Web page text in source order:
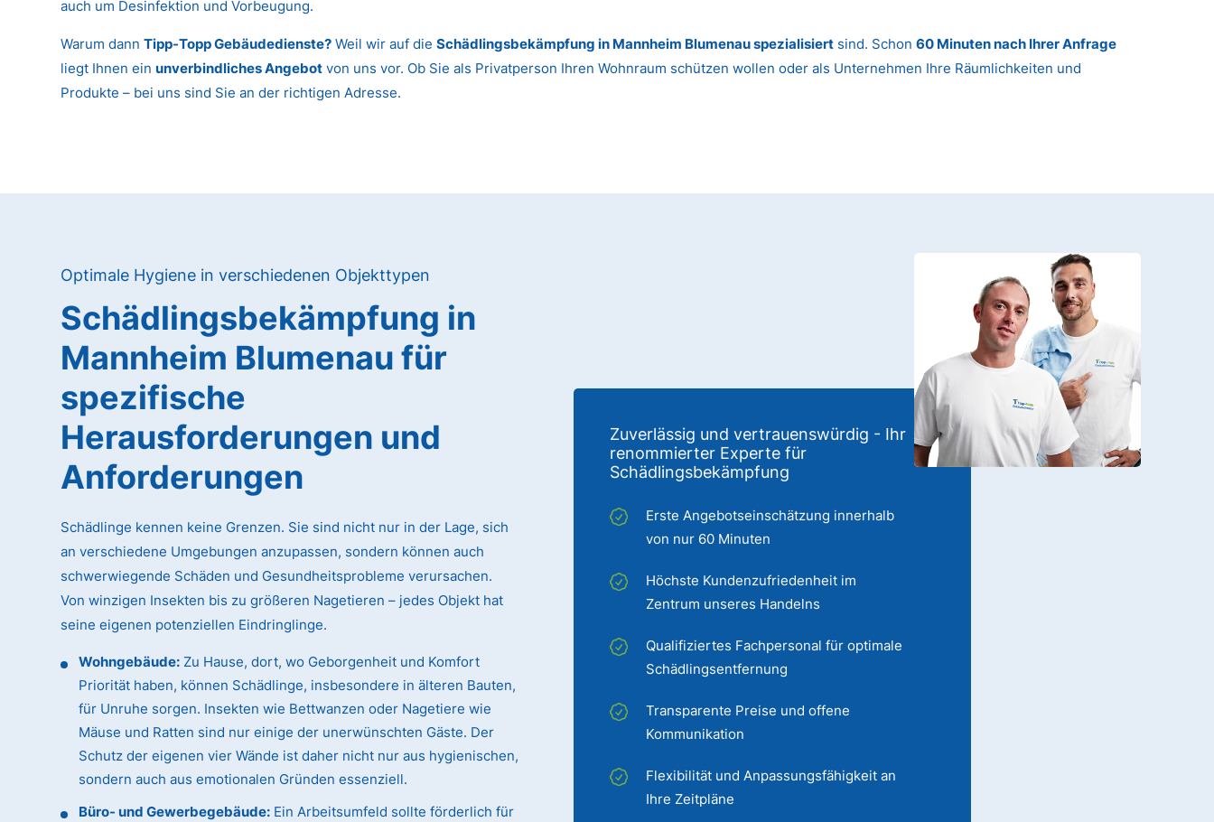
auch um Desinfektion und Vorbeugung.
Warum dannTipp-Topp Gebäudedienste? Weil wir auf dieSchädlingsbekämpfung in Mannheim Blumenau spezialisiert sind. Schon60 Minuten nach Ihrer Anfrage
liegt Ihnen ein unverbindliches Angebot von uns vor. Ob Sie als Privatperson Ihren Wohnraum schützen wollen oder als Unternehmen Ihre Räumlichkeiten und
Produkte – bei uns sind Sie an der richtigen Adresse.
Optimale Hygiene in verschiedenen Objekttypen
Zuverlässig und vertrauenswürdig - Ihr
renommierter Experte für
Schädlingsbekämpfung
Erste Angebotseinschätzung innerhalb
von nur 60 Minuten
Höchste Kundenzufriedenheit im
Zentrum unseres Handelns
Qualifiziertes Fachpersonal für optimale
Schädlingsentfernung
Transparente Preise und offene
Kommunikation
Flexibilität und Anpassungsfähigkeit an
Ihre Zeitpläne
Schädlingsbekämpfung in
Mannheim Blumenau für
spezifische
Herausforderungen und
Anforderungen
Schädlinge kennen keine Grenzen. Sie sind nicht nur in der Lage, sich
an verschiedene Umgebungen anzupassen, sondern können auch
schwerwiegende Schäden und Gesundheitsprobleme verursachen.
Von winzigen Insekten bis zu größeren Nagetieren – jedes Objekt hat
seine eigenen potenziellen Eindringlinge.
Wohngebäude: Zu Hause, dort, wo Geborgenheit und Komfort
Priorität haben, können Schädlinge, insbesondere in älteren Bauten,
für Unruhe sorgen. Insekten wie Bettwanzen oder Nagetiere wie
Mäuse und Ratten sind nur einige der unerwünschten Gäste. Der
Schutz der eigenen vier Wände ist daher nicht nur aus hygienischen,
sondern auch aus emotionalen Gründen essenziell.
Büro- und Gewerbegebäude: Ein Arbeitsumfeld sollte förderlich für